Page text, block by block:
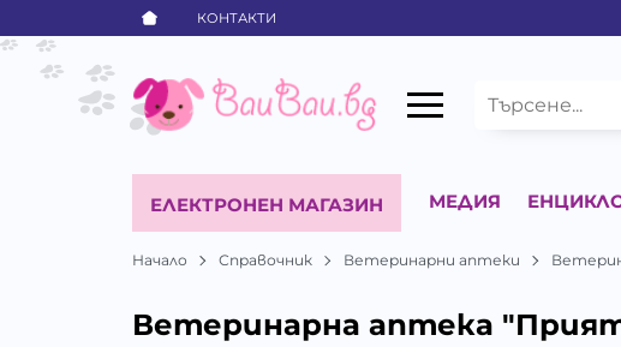
КОНТАКТИ
ЕЛЕКТРОНЕН МАГАЗИН МЕДИЯ
Начало Справочник Ветеринарни аптеки
Ветеринарна аптека